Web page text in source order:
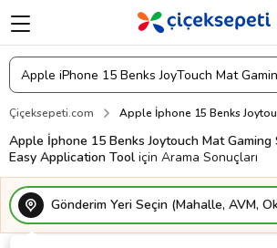
Çiçeksepeti.com Apple İphone 15 Benks
Apple İphone 15 Benks Joytouch Mat
Easy Application Tool için Arama Sonuçları
Gönderim Yeri Seçin (Mahalle, AVM,